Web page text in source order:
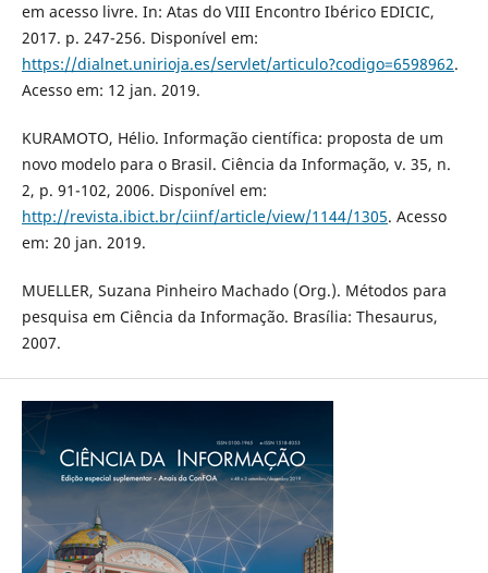
em acesso livre. In: Atas do VIII Encontro Ibérico EDICIC,
2017. p. 247-256. Disponível em:
https://dialnet.unirioja.es/servlet/articulo?codigo=6598962.
Acesso em: 12 jan. 2019.
KURAMOTO, Hélio. Informação científica: proposta de um
novo modelo para o Brasil. Ciência da Informação, v. 35, n.
2, p. 91-102, 2006. Disponível em:
http://revista.ibict.br/ciinf/article/view/1144/1305. Acesso
em: 20 jan. 2019.
MUELLER, Suzana Pinheiro Machado (Org.). Métodos para
pesquisa em Ciência da Informação. Brasília: Thesaurus,
2007.